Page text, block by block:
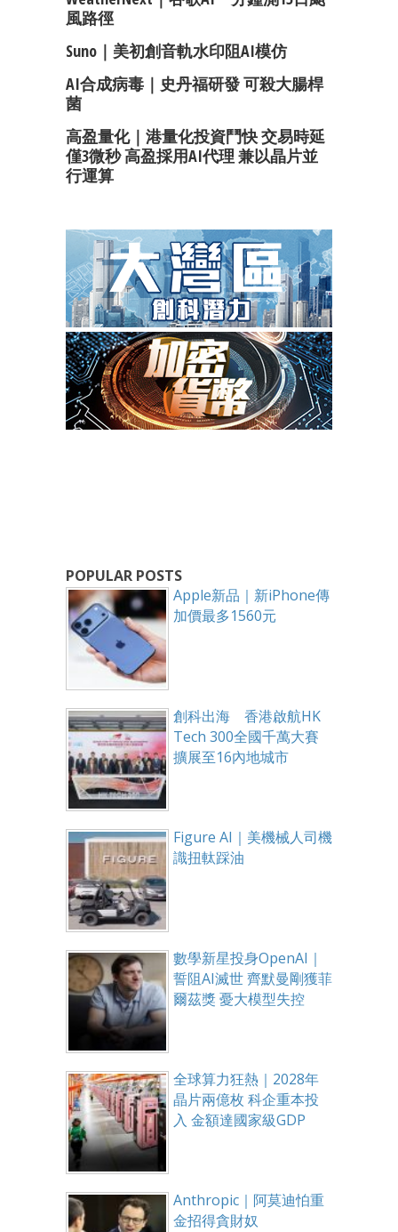
風路徑
Suno｜美初創音軌水印阻AI模仿
AI合成病毒｜史丹福研發 可殺大腸桿
菌
高盈量化｜港量化投資鬥快 交易時延
僅3微秒 高盈採用AI代理 兼以晶片並
行運算
POPULAR POSTS
Apple新品｜新iPhone傳
加價最多1560元
創科出海 香港啟航HK
Tech 300全國千萬大賽
擴展至16內地城市
Figure AI｜美機械人司機
識扭軚踩油
數學新星投身OpenAI｜
誓阻AI滅世 齊默曼剛獲菲
爾茲獎 憂大模型失控
全球算力狂熱｜2028年
晶片兩億枚 科企重本投
入 金額達國家級GDP
Anthropic｜阿莫迪怕重
金招得貪財奴